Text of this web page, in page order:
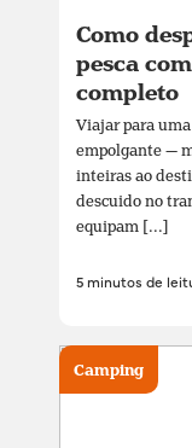
Como
pesca
completo
Viajar para
empolgante —
inteiras ao
descuido no
equipam [...]
5 minutos de
Camping